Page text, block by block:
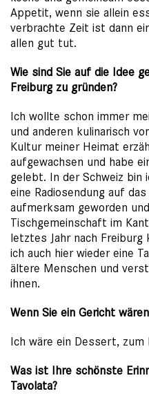
Appetit, wenn sie allein
verbrachte Zeit ist dann
allen gut tut.
Wie sind Sie auf die Idee
Freiburg zu gründen?
Ich wollte schon immer
und anderen kulinarisch
Kultur meiner Heimat
aufgewachsen und habe
gelebt. In der Schweiz bin
eine Radiosendung auf
aufmerksam geworden
Tischgemeinschaft im
letztes Jahr nach Freiburg
ich auch hier wieder eine
ältere Menschen und
ihnen.
Wenn Sie ein Gericht
Ich wäre ein Dessert, zum
Was ist Ihre schönste
Tavolata?